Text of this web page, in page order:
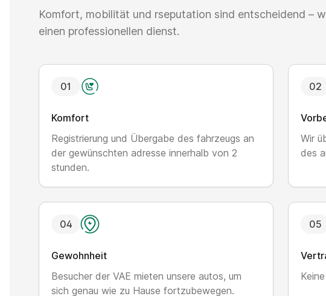
Komfort, mobilität und rseputation sind entscheidend –
einen professionellen dienst.
01
Komfort
Registrierung und Übergabe des fahrzeugs an
der gewünschten adresse innerhalb von 2
stunden.
02
Wir
des
04
Gewohnheit
Besucher der VAE mieten unsere autos, um
sich genau wie zu Hause fortzubewegen.
05